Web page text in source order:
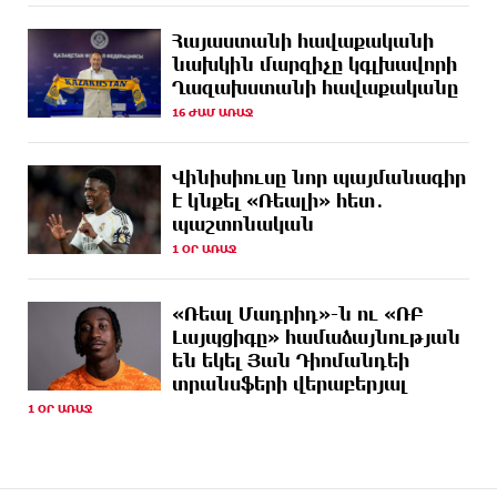
13 ԺԱՄ
Վանաձորում բшխվել են «Jeep Cherokee»-ն և
«Toyota Camry»-ն
13 ԺԱՄ
ԱՌԱՋ
Մասկը մերժել է Կիևի խնդրանքը՝ օգտագործել
Starlink-ը Ռուսաստանի դեմ հարվшծները
13 ԺԱՄ
Երևանում և մարզերում էլեկտրաէներգիայի
ընդհատումներ կլինեն
լինել
ԵԱՏՄ֊ն չի ուզում, որ իր միջոցներով զարգանա
Հայաստանի տնտեսությունը ու հետո գնա ԵՄ.
Արշակ Կարապետյան
14 ԺԱՄ
ԱՄՆ վերաքննիչ դատարանը արգելափակել է
Հայաստանի հավաքականի
նախկին մարզիչը կգլխավորի
Ղազախստանի հավաքականը
16 ԺԱՄ ԱՌԱՋ
Վինիսիուսը նոր պայմանագիր
է կնքել «Ռեալի» հետ․
պաշտոնական
1 ՕՐ ԱՌԱՋ
«Ռեալ Մադրիդ»-ն ու «ՌԲ
Լայպցիգը» համաձայնության
են եկել Յան Դիոմանդեի
տրանսֆերի վերաբերյալ
1 ՕՐ ԱՌԱՋ